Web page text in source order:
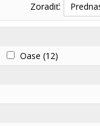
Zoradiť:
Oase (12)